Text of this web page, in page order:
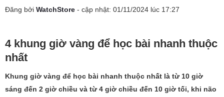
Đăng bởi WatchStore - cập nhật: 01/11/2024 lúc 17:27
4 khung giờ vàng để học bài nhanh thuộc
nhất
Khung giờ vàng để học bài nhanh thuộc nhất là từ 10 giờ
sáng đến 2 giờ chiều và từ 4 giờ chiều đến 10 giờ tối, khi não